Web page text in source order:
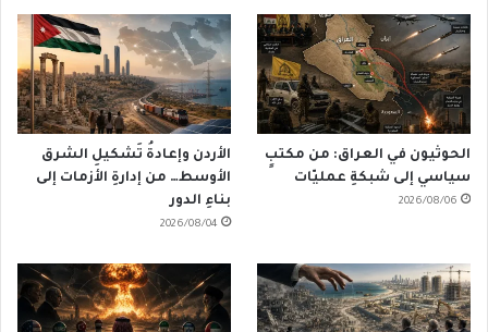
الحوثيون في العراق: من مكتبٍ
سياسي إلى شبكةِ عمليّات
2026/08/06
الأردن وإعادةُ تَشكيلِ الشرق
الأوسط… من إدارةِ الأزمات إلى
بناءِ الدور
2026/08/04